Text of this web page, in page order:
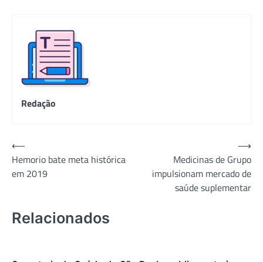
Redação
Navegação
de
Post
⟵
Hemorio bate meta histórica
em 2019
Medicinas de Grupo
impulsionam mercado de
saúde suplementar
⟶
Relacionados